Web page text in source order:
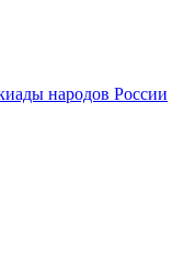
народов России